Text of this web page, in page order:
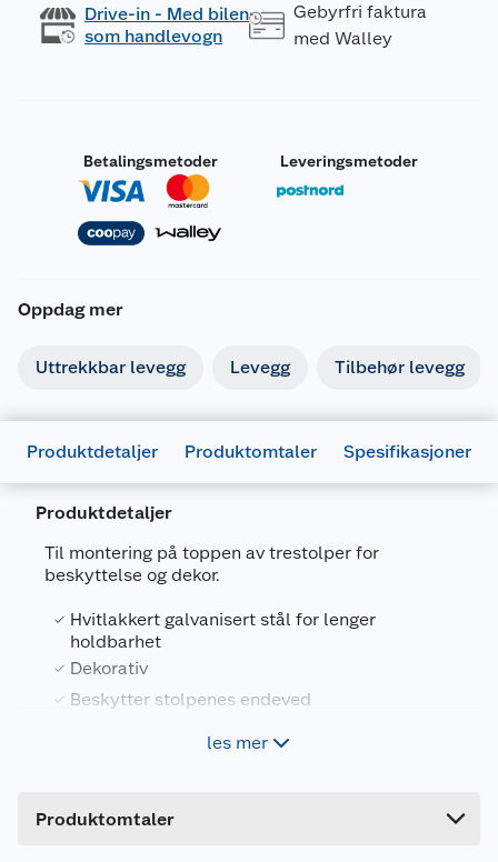
Drive-in - Med bilen
som handlevogn
Gebyrfri faktura
med Walley
Betalingsmetoder Leveringsmetoder
Oppdag mer
Uttrekkbar levegg Levegg Tilbehør levegg
Produktdetaljer Produktomtaler Spesifikasjoner
Produktdetaljer
Til montering på toppen av trestolper for
beskyttelse og dekor.
Hvitlakkert galvanisert stål for lenger
holdbarhet
Dekorativ
Beskytter stolpenes endeved
beskyttelse og dekor.
les mer
Produktomtaler
Artikkelnummer
Leverandørens artikkelnummer
Størrelse